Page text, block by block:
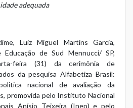
adequada
Luiz Miguel Martins Garcia,
de Sud Mennucci/ SP,
feira (31) da cerimônia de
da pesquisa Alfabetiza Brasil:
nacional de avaliação da
promovida pelo Instituto Nacional
Anísio Teixeira (Inep) e pelo